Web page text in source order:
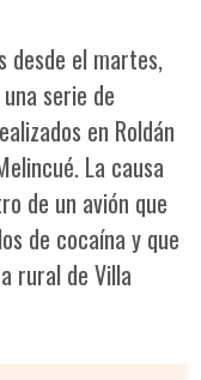
desde el martes,
serie de
en Roldán
La causa
de un avión que
de cocaína y que
rural de Villa